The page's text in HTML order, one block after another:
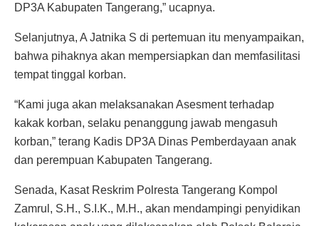
DP3A Kabupaten Tangerang,” ucapnya.
Selanjutnya, A Jatnika S di pertemuan itu menyampaikan,
bahwa pihaknya akan mempersiapkan dan memfasilitasi
tempat tinggal korban.
“Kami juga akan melaksanakan Asesment terhadap
kakak korban, selaku penanggung jawab mengasuh
korban,” terang Kadis DP3A Dinas Pemberdayaan anak
dan perempuan Kabupaten Tangerang.
Senada, Kasat Reskrim Polresta Tangerang Kompol
Zamrul, S.H., S.I.K., M.H., akan mendampingi penyidikan